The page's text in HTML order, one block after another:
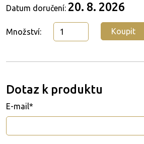
Datum doručení: 20. 8. 2026
Množství: Koupit
Dotaz k produktu
E-mail*